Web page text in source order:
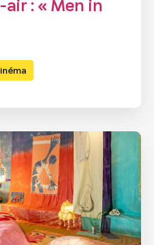
air : « Men in